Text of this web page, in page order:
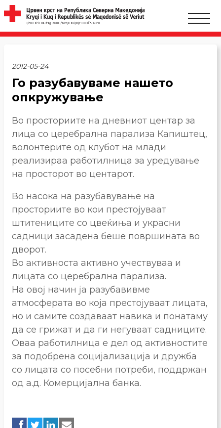
2012-05-24
Го разубавуваме нашето
опкружување
Во просториите на дневниот центар за
лица со церебрална парализа Капиштец,
волонтерите од клубот на млади
реализираа работилница за уредување
на просторот во центарот.
Во насока на разубавување на
просториите во кои престојуваат
штитениците со цвеќиња и украсни
садници засадена беше површината во
дворот.
Во активноста активно учествуваа и
лицата со церебрална парализа.
На овој начин ја разубавивме
атмосферата во која престојуваат лицата,
но и самите создаваат навика и понатаму
да се грижат и да ги негуваат садниците.
Оваа работилница е дел од активностите
за подобрена социјализација и дружба
со лицата со посебни потреби, поддржан
од а.д. Комерцијална банка.